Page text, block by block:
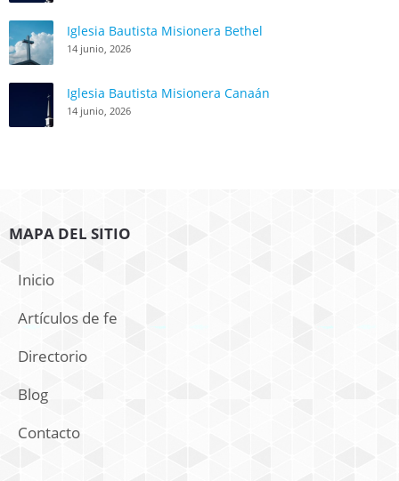
Iglesia Bautista Misionera Bethel
14 junio, 2026
Iglesia Bautista Misionera Canaán
14 junio, 2026
MAPA DEL SITIO
Inicio
Artículos de fe
Directorio
Blog
Contacto